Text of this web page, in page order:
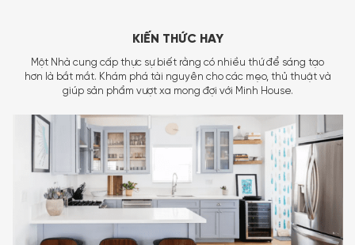
KIẾN THỨC HAY
Một Nhà cung cấp thực sự biết rằng có nhiều thứ để sáng tạo
hơn là bắt mắt. Khám phá tài nguyên cho các mẹo, thủ thuật và
giúp sản phẩm vượt xa mong đợi với Minh House.